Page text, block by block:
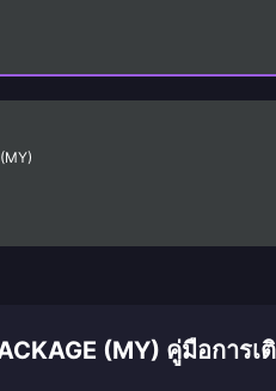
(MY) คู่มือการเ